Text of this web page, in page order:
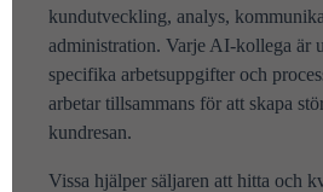
kundutveckling, analys,
administration. Varje AI-kollega är
specifika arbetsuppgifter och
arbetar tillsammans för att skapa
kundresan.
Vissa hjälper säljaren att hitta och